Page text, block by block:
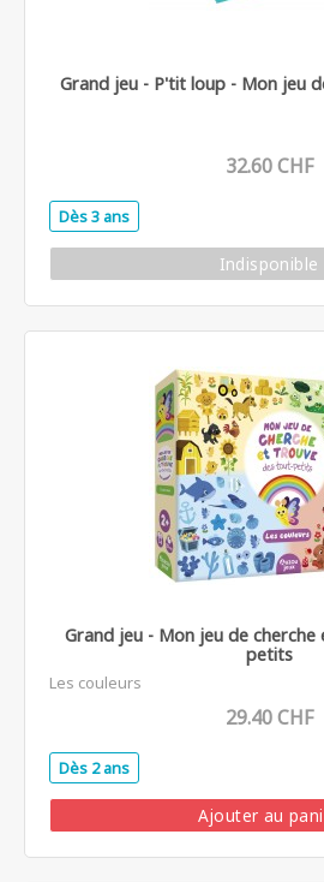
Grand jeu - P'tit loup - Mon jeu
32.60 CHF
Dès 3 ans
Indisponible
Grand jeu - Mon jeu de
petits
Les couleurs
29.40 CHF
Dès 2 ans
Ajouter au